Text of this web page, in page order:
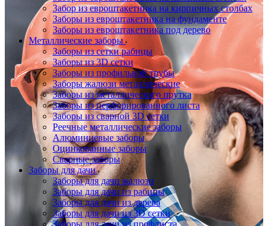
Забор из евроштакетника на кирпичных столбах
Заборы из евроштакетника на фундаменте
Заборы из евроштакетника под дерево
Металлические заборы
Заборы из сетки рабицы
Заборы из 3D сетки
Заборы из профильной трубы
Заборы жалюзи металлические
Заборы из металлического прутка
Заборы из перфорированного листа
Заборы из сварной 3D сетки
Реечные металлические заборы
Алюминиевые заборы
Оцинкованные заборы
Сварные заборы
Заборы для дачи
Заборы для дачи жалюзи
Заборы для дачи из рабицы
Заборы для дачи из дерева
Заборы для дачи из 3D сетки
Заборы для дачи из профлиста